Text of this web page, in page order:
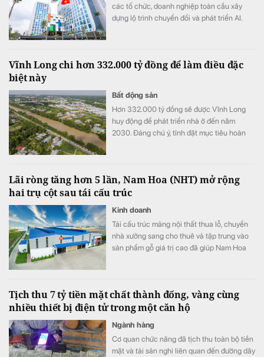
các tổ chức, doanh nghiệp toàn cầu xây
dựng lộ trình chuyển đổi và phát triển AI.
Vĩnh Long chi hơn 332.000 tỷ đồng để làm điều đặc
biệt này
Bất động sản
Hơn 332.000 tỷ đồng sẽ được Vĩnh Long
huy động để phát triển nhà ở đến năm
2030. Đáng chú ý, tỉnh đặt mục tiêu hoàn
Lãi ròng tăng hơn 5 lần, Nam Hoa (NHT) mở rộng
hai trụ cột sau tái cấu trúc
Kinh doanh
Tái cấu trúc mảng nội thất thua lỗ, chuyển
nhà xưởng sang cho thuê và tập trung vào
sản phẩm gỗ giá trị cao đã giúp Nam Hoa
bất động sản công nghiệp.
Tịch thu 7 tỷ tiền mặt chất thành đống, vàng cùng
nhiều thiết bị điện tử trong một căn hộ
Ngành hàng
Cơ quan chức năng đã tịch thu toàn bộ tiền
mặt và tài sản nghi liên quan đến đường dây